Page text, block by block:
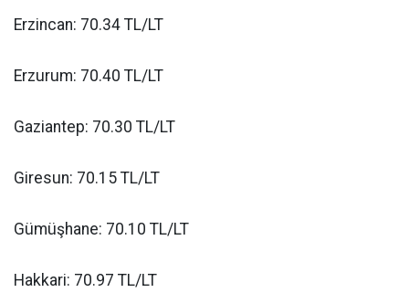
Erzincan: 70.34 TL/LT
Erzurum: 70.40 TL/LT
Gaziantep: 70.30 TL/LT
Giresun: 70.15 TL/LT
Gümüşhane: 70.10 TL/LT
Hakkari: 70.97 TL/LT